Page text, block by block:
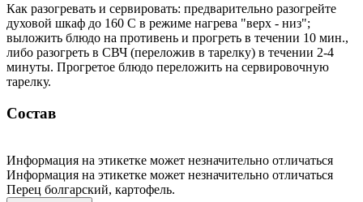
Как разогревать и сервировать: предварительно разогрейте
духовой шкаф до 160 С в режиме нагрева "верх - низ";
выложить блюдо на противень и прогреть в течении 10 мин.,
либо разогреть в СВЧ (переложив в тарелку) в течении 2-4
минуты. Прогретое блюдо переложить на сервировочную
тарелку.
Состав
Информация на этикетке может незначительно отличаться
Информация на этикетке может незначительно отличаться
Перец болгарский, картофель.